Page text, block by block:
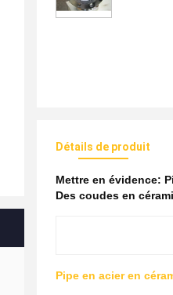
Détails de produit
Mettre en évidence:
Des coudes en
Pipe en acier en